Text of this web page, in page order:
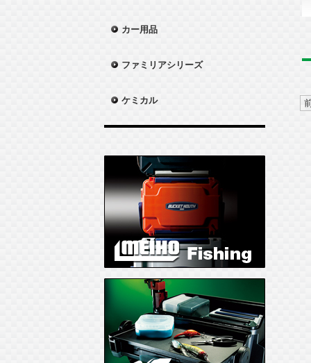
カー用品
ファミリアシリーズ
ケミカル